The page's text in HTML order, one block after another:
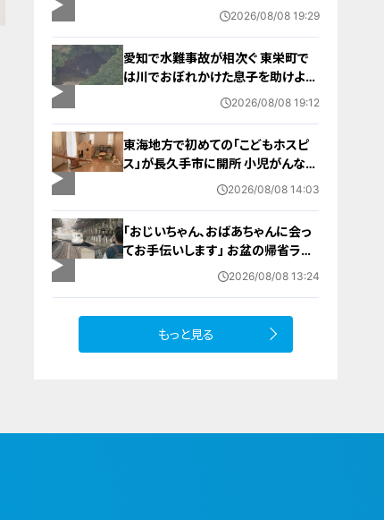
キノワグマに腕や足をかまれる 「つ
岐阜・高山市
2026/08/08 19:29
愛知で水難事故が相次ぐ 東栄町で
は川でおぼれかけた息子を助けよう
とし父親が心肺停止の状態で搬送
2026/08/08 19:12
東海地方で初めての「こどもホスピ
ス」が長久手市に開所 小児がんなど
重い病気の子どもと家族を支える施
2026/08/08 14:03
「おじいちゃん、おばあちゃんに会っ
てお手伝いします」 お盆の帰省ラッ
シュが本格化 東海道新幹線下りがピ
2026/08/08 13:24
もっと見る